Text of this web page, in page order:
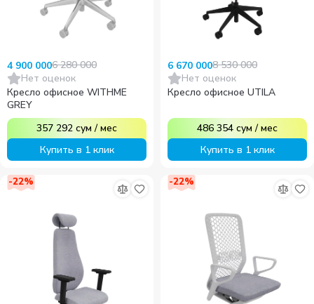
4 900 0006 280 000
Нет оценок
Кресло офисное WITHME
GREY
357 292 сум /мес
Купить в 1 клик
6 670 0008 530 000
Нет оценок
Кресло офисное UTILA
486 354 сум /мес
Купить в 1 клик
-22% -22%